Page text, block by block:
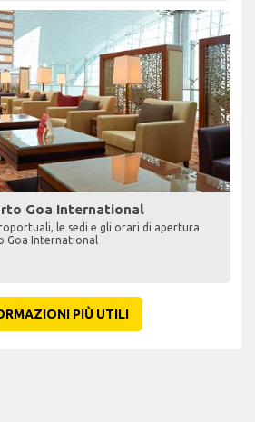
Goa International
le sedi e gli orari di apertura
Goa International
PIÙ UTILI